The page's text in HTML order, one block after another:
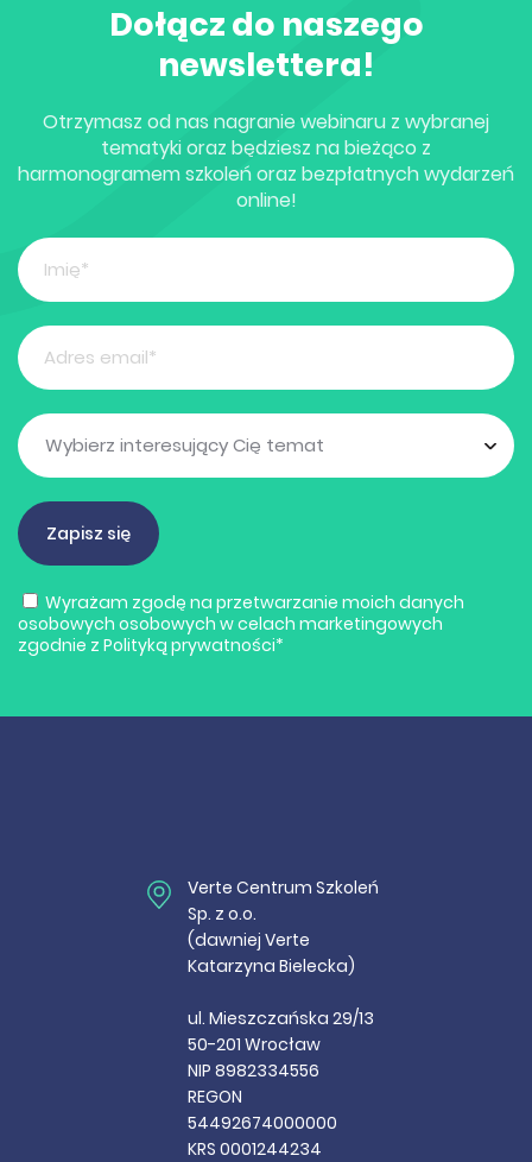
Dołącz do naszego
newslettera!
Otrzymasz od nas nagranie webinaru z wybranej
tematyki oraz będziesz na bieżąco z
harmonogramem szkoleń oraz bezpłatnych wydarzeń
online!
Wyrażam zgodę na przetwarzanie moich danych
osobowych osobowych w celach marketingowych
zgodnie z Polityką prywatności*
Verte Centrum Szkoleń
Sp. z o.o.
(dawniej Verte
Katarzyna Bielecka)
ul. Mieszczańska 29/13
50-201 Wrocław
NIP 8982334556
REGON
54492674000000
KRS 0001244234